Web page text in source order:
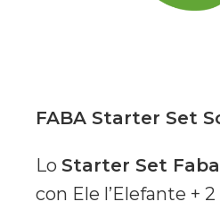
FABA Starter Set
Lo Starter Set
con Ele l’Elefante +